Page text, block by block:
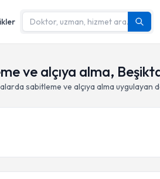
ve alçıya alma,
sabitleme ve alçıya alma uygulayan